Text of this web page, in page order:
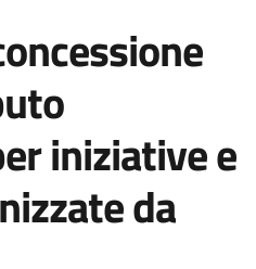
iniziative e
da